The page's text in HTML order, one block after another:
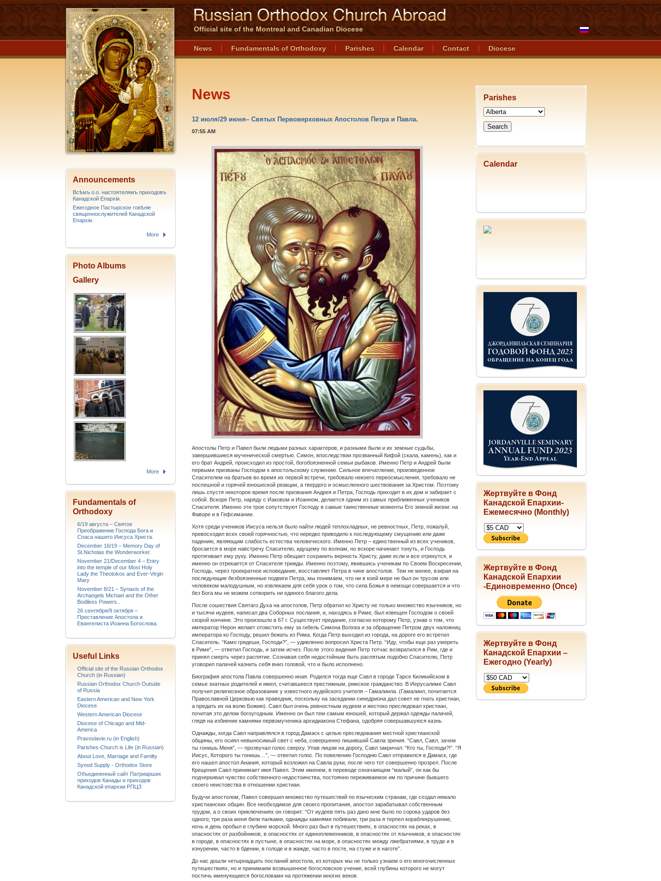
Official site of the Montreal and Canadian Diocese
News Fundamentals of Orthodoxy Parishes Calendar Contact Diocese
Parishes
Calendar
Жертвуйте в Фонд
Канадской Епархии-
Ежемесячно (Monthly)
Жертвуйте в Фонд
Канадской Епархии
-Единовременно (Once)
Жертвуйте в Фонд
Канадской Епархии –
Ежегодно (Yearly)
News
12 июля/29 июня– Святых Первоверховных Апостолов Петра и Павла.
07:55 AM
Апостолы Петр и Павел были людьми разных характеров, и разными были и их земные судьбы,
завершившиеся мученической смертью. Симон, впоследствии прозванный Кифой (скала, камень), как и
его брат Андрей, происходил из простой, богобоязненной семьи рыбаков. Именно Петр и Андрей были
первыми призваны Господом к апостольскому служению. Сильное впечатление, произведенное
Спасителем на братьев во время их первой встречи, требовало некоего переосмысления, требовало не
поспешной и горячей юношеской реакции, а твердого и осмысленного шествования за Христом. Поэтому
лишь спустя некоторое время после призвания Андрея и Петра, Господь приходит в их дом и забирает с
собой. Вскоре Петр, наряду с Иаковом и Иоанном, делается одним из самых приближенных учеников
Спасителя. Именно эти трое сопутствуют Господу в самые таинственные моменты Его земной жизни: на
Фаворе и в Гефсимании.
Хотя среди учеников Иисуса нельзя было найти людей теплохладных, не ревностных, Петр, пожалуй,
превосходил всех своей горячностью, что нередко приводило к последующему смущению или даже
падению, являющим слабость естества человеческого. Именно Петр – единственный из всех учеников,
бросается в море навстречу Спасителю, идущему по волнам, но вскоре начинает тонуть, и Господь
протягивает ему руку. Именно Петр обещает сохранить верность Христу, даже если и все отрекутся, и
именно он отрекается от Спасителя трижды. Именно поэтому, явившись ученикам по Своем Воскресении,
Господь, через троекратное исповедание, восставляет Петра в чине апостолов. Тем не менее, взирая на
последующие безбоязненные подвиги Петра, мы понимаем, что ни в коей мере не был он трусом или
человеком малодушным, но извлекаем для себя урок о том, что сила Божья в немощи совершается и что
без Бога мы не можем сотворить ни единого благого дела.
После сошествия Святаго Духа на апостолов, Петр обратил ко Христу не только множество язычников, но
и тысячи иудеев, написал два Соборных послания, и, находясь в Риме, был извещен Господом о своей
скорой кончине. Это произошло в 67 г. Существует предание, согласно которому Петр, узнав о том, что
император Нерон желает отомстить ему за гибель Симона Волхва и за обращение Петром двух наложниц
императора ко Господу, решил бежать из Рима. Когда Петр выходил из города, на дороге его встретил
Спаситель. “Камо грядеши, Господи?”, — удивленно вопросил Христа Петр. “Иду, чтобы еще раз умереть
в Риме”, — ответил Господь, и затем исчез. После этого видения Петр тотчас возвратился в Рим, где и
принял смерть через распятие. Сознавая себя недостойным быть распятым подобно Спасителю, Петр
уговорил палачей казнить себя вниз головой, что и было исполнено.
Биография апостола Павла совершенно иная. Родился тогда еще Савл в городе Тарсе Киликийском в
семье знатных родителей и имел, считавшееся престижным, римское гражданство. В Иерусалиме Савл
получил религиозное образование у известного иудейского учителя – Гамалиила. (Гамалиил, почитается
Православной Церковью как праведник, поскольку на заседании синедриона дал совет не гнать христиан,
а предать их на волю Божию). Савл был очень ревностным иудеем и жестоко преследовал христиан,
почитая это делом богоугодным. Именно он был тем самым юношей, который держал одежды палачей,
глядя на избиение камнями первомученика архидиакона Стефана, одобряя совершавшуюся казнь.
Однажды, когда Савл направлялся в город Дамаск с целью преследования местной христианской
общины, его осиял невыносимый свет с неба, совершенно лишивший Савла зрения. “Савл, Савл, зачем
ты гонишь Меня”, — прозвучал голос сверху. Упав лицом на дорогу, Савл закричал: “Кто ты, Господи?!”. “Я
Иисус, Которого ты гонишь…”, — ответил голос. По повелению Господню Савл отправился в Дамаск, где
его нашел апостол Анания, который возложил на Савла руки, после чего тот совершенно прозрел. После
Крещения Савл принимает имя Павел. Этим именем, в переводе означающем “малый”, он как бы
подчеркивал чувство собственного недостоинства, постоянно переживаемое им по причине бывшего
своего неистовства в отношении христиан.
Будучи апостолом, Павел совершил множество путешествий по языческим странам, где создал немало
христианских общин. Все необходимое для своего пропитания, апостол зарабатывал собственным
трудом, а о своих приключениях он говорит: “От иудеев пять раз дано мне было по сорока ударов без
одного; три раза меня били палками, однажды камнями побивали, три раза я терпел кораблекрушение,
ночь и день пробыл в глубине морской. Много раз был в путешествиях, в опасностях на реках, в
опасностях от разбойников, в опасностях от единоплеменников, в опасностях от язычников, в опасностях
в городе, в опасностях в пустыне, в опасностях на море, в опасностях между лжебратиями, в труде и в
изнурении, часто в бдении, в голоде и в жажде, часто в посте, на стуже и в наготе”.
До нас дошли четырнадцать посланий апостола, из которых мы не только узнаем о его многочисленных
путешествиях, но и принимаем возвышенное богословское учение, всей глубины которого не могут
постичь именующиеся богословами на протяжении многих веков.
Announcements
Всѣмъ о.о. настоятелямъ приходовъ
Канадской Епархiи.
Ежегодное Пастырское говѣніе
священнослужителей Канадской
Епархіи.
More
Photo Albums
Gallery
More
Fundamentals of
Orthodoxy
6/19 августа – Святое
Преображение Господа Бога и
Спаса нашего Иисуса Христа.
December 16/19 – Memory Day of
St.Nicholas the Wonderworker.
November 21/December 4 – Entry
into the temple of our Most Holy
Lady the Theotokos and Ever-Virgin
Mary
November 8/21 – Synaxis of the
Archangels Michael and the Other
Bodiless Powers..
26 сентября/9 октября –
Преставление Апостола и
Евангелиста Иоанна Богослова.
Useful Links
Official site of the Russian Orthodox
Church (in Russian)
Russian Orthodox Church Outside
of Russia
Eastern American and New York
Diocese
Western American Diocese
Diocese of Chicago and Mid-
America
Pravoslavie.ru (in English)
Parishes-Church is Life (in Russian)
About Love, Marriage and Familty
Synod Supply - Orthodox Store
Объединенный сайт Патриарших
приходов Канады и приходов
Канадской епархии РПЦЗ